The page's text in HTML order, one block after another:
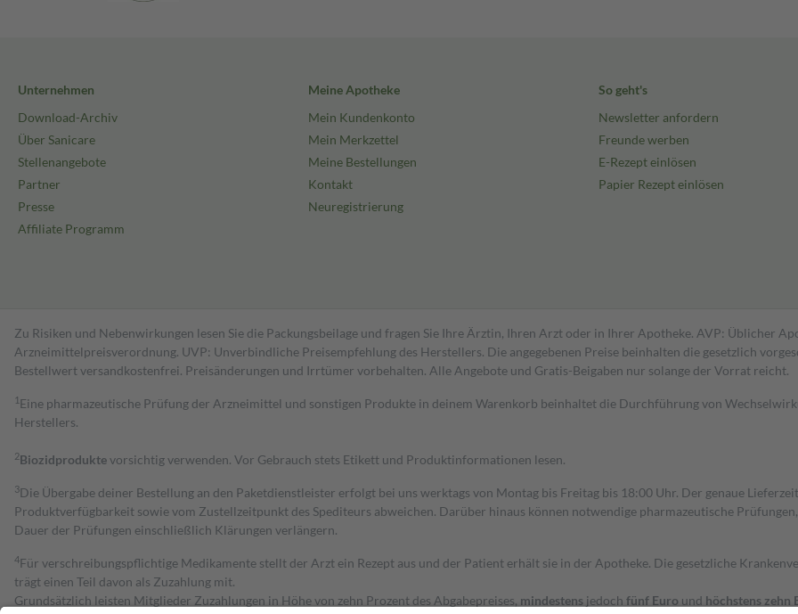
Unternehmen
Download-Archiv
Über Sanicare
Stellenangebote
Partner
Presse
Affiliate Programm
Meine Apotheke
Mein Kundenkonto
Mein Merkzettel
Meine Bestellungen
Kontakt
Neuregistrierung
So geht's
Newsletter anfordern
Freunde werben
E-Rezept einlösen
Papier Rezept einlösen
Zu Risiken und Nebenwirkungen lesen Sie die Packungsbeilage und fragen Sie Ihre Ärztin, Ihren Arzt oder in Ihrer Apotheke. AVP: Üblicher
Arzneimittelpreisverordnung. UVP: Unverbindliche Preisempfehlung des Herstellers. Die angegebenen Preise beinhalten die gesetzlich
Bestell­wert versand­kosten­frei. Preisänderungen und Irrtümer vorbehalten. Alle Angebote und Gratis-Beigaben nur solange der Vorrat reicht.
1 Eine pharmazeutische Prüfung der Arzneimittel und sonstigen Produkte in deinem Warenkorb beinhaltet die Durchführung von
Herstellers.
2Biozidproduktevorsichtig verwenden. Vor Gebrauch stets Etikett und Produktinformationen lesen.
3Die Übergabe deiner Bestellung an den Paketdienstleister erfolgt bei uns werktags von Montag bis Freitag bis 18:00 Uhr. Der genaue
Produktverfügbarkeit sowie vom Zustellzeitpunkt des Spediteurs abweichen. Darüber hinaus können notwendige pharmazeutische
Dauer der Prüfungen einschließlich Klärungen verlängern.
4Für verschreibungspflichtige Medikamente stellt der Arzt ein Rezept aus und der Patient erhält sie in der Apotheke. Die gesetzliche
trägt einen Teil davon als Zuzahlung mit.
Grundsätzlich leisten Mitglieder Zuzahlungen in Höhe von zehn Prozent des Abgabepreises, mindestens jedoch fünf Euro und höchstens zehn